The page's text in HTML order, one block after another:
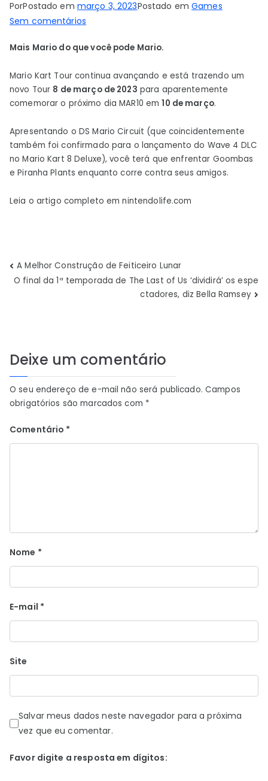
PorPostado em março 3, 2023Postado emGames
Sem comentários
Kart
celebra
todas
as
coisas
Mario
com
atualização
Mais Mario do que você pode Mario.
Mario Kart Tour continua avançando e está trazendo um
novo Tour 8 de março de 2023 para aparentemente
comemorar o próximo dia MAR10 em10 de março.
Apresentando o DS Mario Circuit (que coincidentemente
também foi confirmado para o lançamento do Wave 4 DLC
no Mario Kart 8 Deluxe), você terá que enfrentar Goombas
e Piranha Plants enquanto corre contra seus amigos.
Leia o artigo completo em nintendolife.com
Navegação
A Melhor Construção de Feiticeiro Lunar
O final da 1ª temporada de The Last of Us ‘dividirá’ os espe
ctadores, diz Bella Ramsey
Deixe um comentário
O seu endereço de e-mail não será publicado. Campos
obrigatórios são marcados com *
Comentário *
Nome *
E-mail *
Site
Salvar meus dados neste navegador para a próxima
vez que eu comentar.
Favor digite a resposta em dígitos: